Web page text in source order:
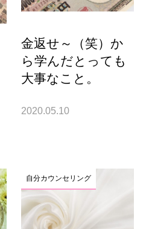
金返せ～（笑）か
ら学んだとっても
大事なこと。
2020.05.10
自分カウンセリング